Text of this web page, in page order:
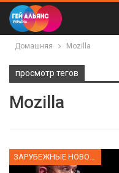
Домашняя Mozilla
просмотр тегов
Mozilla